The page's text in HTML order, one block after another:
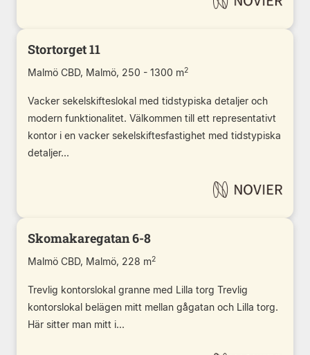
Stortorget 11
Malmö CBD, Malmö, 250 - 1300 m2
Vacker sekelskifteslokal med tidstypiska detaljer och
modern funktionalitet. Välkommen till ett representativt
kontor i en vacker sekelskiftesfastighet med tidstypiska
detaljer...
Skomakaregatan 6-8
Malmö CBD, Malmö, 228 m2
Trevlig kontorslokal granne med Lilla torg Trevlig
kontorslokal belägen mitt mellan gågatan och Lilla torg.
Här sitter man mitt i...